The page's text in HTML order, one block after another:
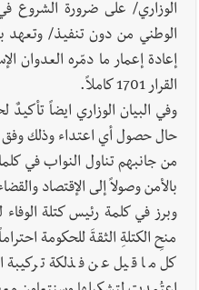
الوزاري/ على ضرورة الشروع
الوطني من دون تنفيذ/ وتعهد
إعادة إعمار ما دمّره العدوان
القرار 1701 كاملاً.
وفي البيان الوزاري ايضاً
حال حصول أي اعتداء وذلك وفق
من جانبهم تناول النواب في
بالأمن وصولاً إلى الإقتصاد
وبرز في كلمة رئيس كتلة
منحِ الكتلةِ الثقةَ للحكومة
كل ما قيل عن فذلكة تركيبة